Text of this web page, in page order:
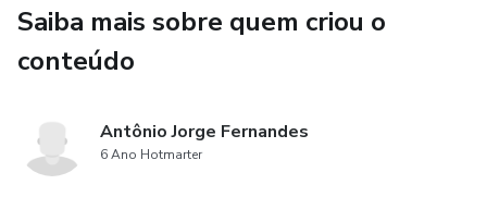
Saiba mais sobre quem criou o
conteúdo
Antônio Jorge Fernandes
6 Ano Hotmarter